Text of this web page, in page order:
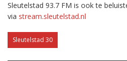
Sleutelstad 93.7 FM is ook te
via stream.sleutelstad.nl
Sleutelstad 30